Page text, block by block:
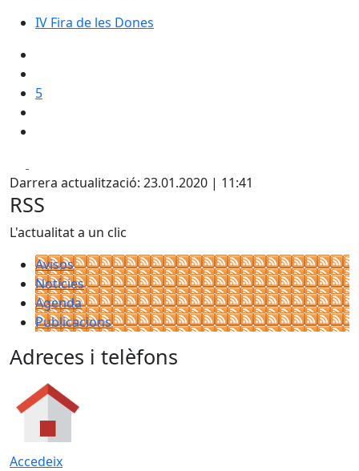
IV Fira de les Dones
IV Fira de les Dones
5
Darrera actualització: 23.01.2020 | 11:41
RSS
L'actualitat a un clic
Avisos
Notícies
Agenda
Publicacions
Adreces i telèfons
Accedeix